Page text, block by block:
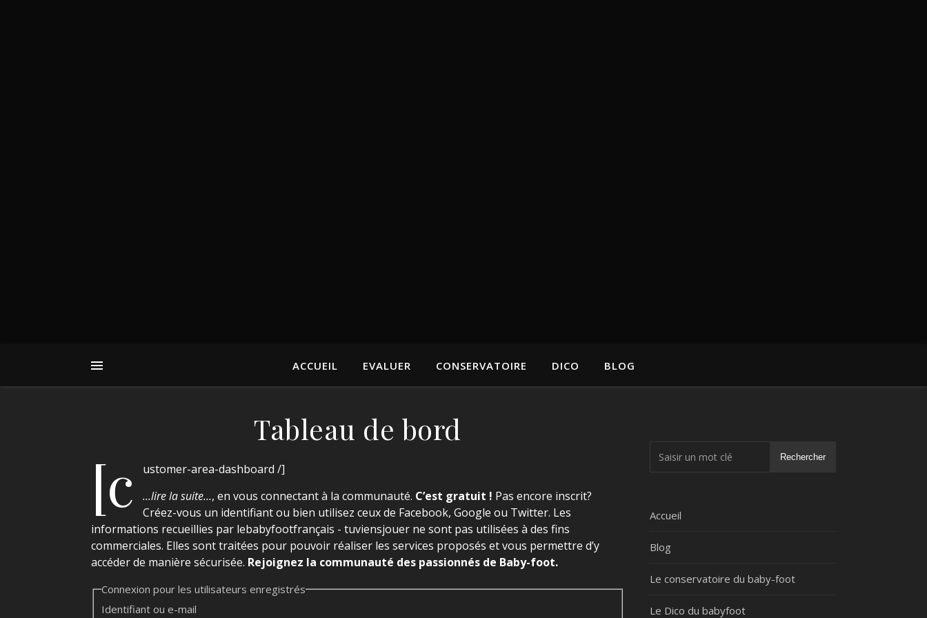
ACCUEIL EVALUER CONSERVATOIRE DICO BLOG
Tableau de bord
[c
ustomer-area-dashboard /]
...lire la suite..., en vous connectant à la communauté. C’est gratuit ! Pas encore inscrit?
Créez-vous un identifiant ou bien utilisez ceux de Facebook, Google ou Twitter. Les
informations recueillies par lebabyfootfrançais - tuviensjouer ne sont pas utilisées à des fins
commerciales. Elles sont traitées pour pouvoir réaliser les services proposés et vous permettre d’y
accéder de manière sécurisée. Rejoignez la communauté des passionnés de Baby-foot.
Connexion pour les utilisateurs enregistrés
Identifiant ou e-mail
Rechercher
Accueil
Blog
Le conservatoire du baby-foot
Le Dico du babyfoot